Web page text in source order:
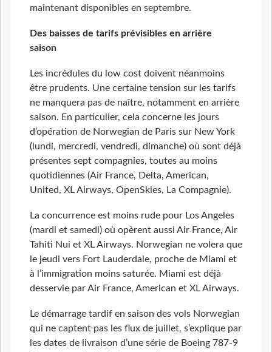
maintenant disponibles en septembre.
Des baisses de tarifs prévisibles en arrière
saison
Les incrédules du low cost doivent néanmoins
être prudents. Une certaine tension sur les tarifs
ne manquera pas de naître, notamment en arrière
saison. En particulier, cela concerne les jours
d’opération de Norwegian de Paris sur New York
(lundi, mercredi, vendredi, dimanche) où sont déjà
présentes sept compagnies, toutes au moins
quotidiennes (Air France, Delta, American,
United, XL Airways, OpenSkies, La Compagnie).
La concurrence est moins rude pour Los Angeles
(mardi et samedi) où opèrent aussi Air France, Air
Tahiti Nui et XL Airways. Norwegian ne volera que
le jeudi vers Fort Lauderdale, proche de Miami et
à l’immigration moins saturée. Miami est déjà
desservie par Air France, American et XL Airways.
Le démarrage tardif en saison des vols Norwegian
qui ne captent pas les flux de juillet, s’explique par
les dates de livraison d’une série de Boeing 787-9